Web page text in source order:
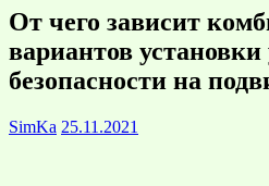
От чего зависит
вариантов установки
безопасности на
SimKa 25.11.2021